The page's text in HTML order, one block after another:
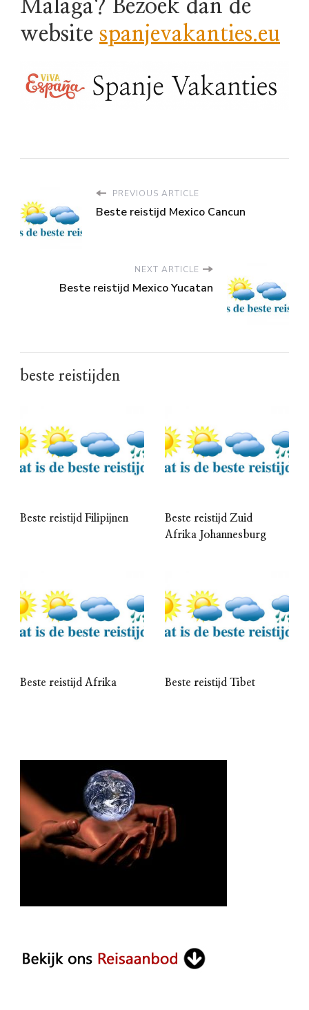
Malaga? Bezoek dan de
website spanjevakanties.eu
PREVIOUS ARTICLE
Beste reistijd Mexico Cancun
NEXT ARTICLE
Beste reistijd Mexico Yucatan
beste reistijden
Beste reistijd Filipijnen
Beste reistijd Zuid
Afrika Johannesburg
Beste reistijd Afrika Beste reistijd Tibet